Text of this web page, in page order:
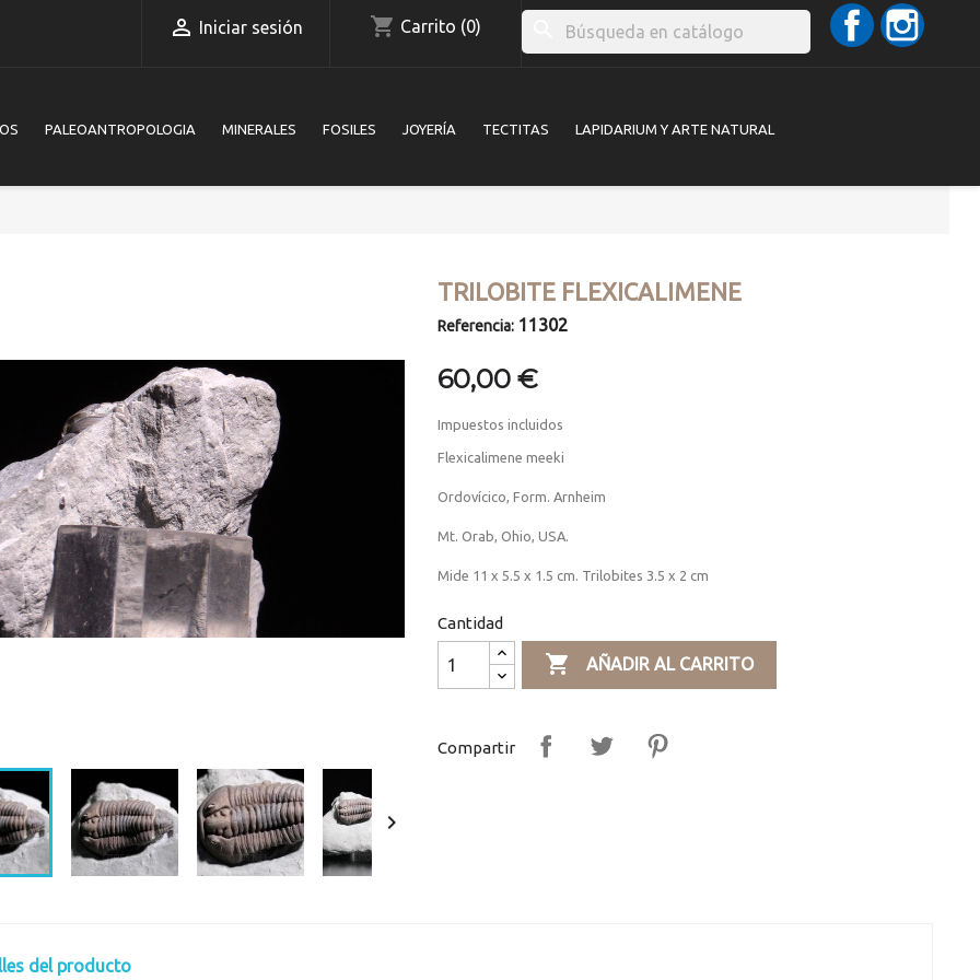
 Iniciar sesión shopping_cart Carrito (0)
Facebook
PALEOANTROPOLOGIA MINERALES FOSILES JOYERÍA TECTITAS LAPIDARIUM Y ARTE NATURAL

TRILOBITE FLEXICALIMENE
Referencia: 11302
60,00 €
Impuestos incluidos
Flexicalimene meeki
Ordovícico, Form. Arnheim
Mt. Orab, Ohio, USA.
Mide 11 x 5.5 x 1.5 cm. Trilobites 3.5 x 2 cm
Cantidad
 AÑADIR AL CARRITO
Compartir
del producto